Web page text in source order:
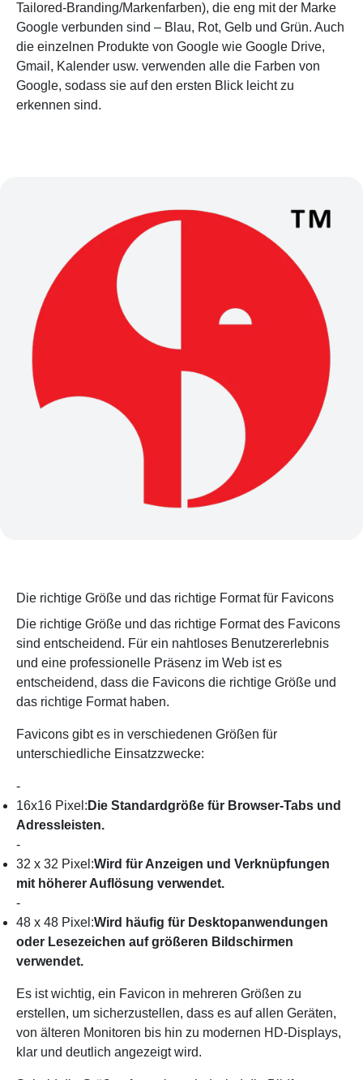
Tailored-Branding/Markenfarben), die eng mit der Marke
Google verbunden sind – Blau, Rot, Gelb und Grün. Auch
die einzelnen Produkte von Google wie Google Drive,
Gmail, Kalender usw. verwenden alle die Farben von
Google, sodass sie auf den ersten Blick leicht zu
erkennen sind.
Die richtige Größe und das richtige Format für Favicons
Die richtige Größe und das richtige Format des Favicons
sind entscheidend. Für ein nahtloses Benutzererlebnis
und eine professionelle Präsenz im Web ist es
entscheidend, dass die Favicons die richtige Größe und
das richtige Format haben.
Favicons gibt es in verschiedenen Größen für
unterschiedliche Einsatzzwecke:
-
16x16 Pixel: Die Standardgröße für Browser-Tabs und
Adressleisten.
-
32 x 32 Pixel:Wird für Anzeigen und Verknüpfungen
mit höherer Auflösung verwendet.
-
48 x 48 Pixel:Wird häufig für Desktopanwendungen
oder Lesezeichen auf größeren Bildschirmen
verwendet.
Es ist wichtig, ein Favicon in mehreren Größen zu
erstellen, um sicherzustellen, dass es auf allen Geräten,
von älteren Monitoren bis hin zu modernen HD-Displays,
klar und deutlich angezeigt wird.